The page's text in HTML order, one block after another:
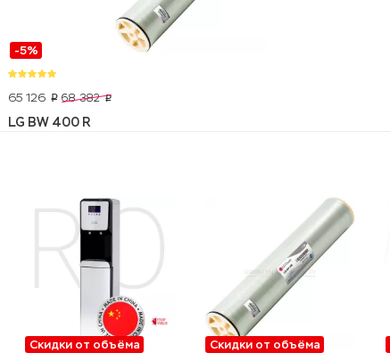
-5%
65 126 p 68 382 p
LG BW 400 R
Скидки от объёма Скидки от объёма